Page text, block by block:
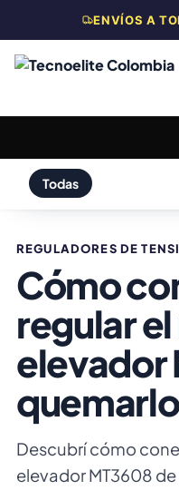
ENVÍOS A
Todas
REGULADORES DE
Cómo
regular
elevador
quemarlo
Descubrí cómo
elevador MT3608